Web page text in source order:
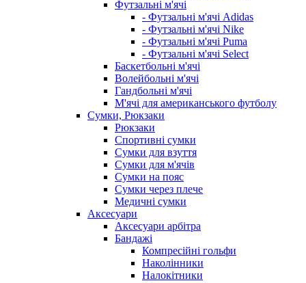
Футзальні м'ячі
- Футзальні м'ячі Adidas
- Футзальні м'ячі Nike
- Футзальні м'ячі Puma
- Футзальні м'ячі Select
Баскетбольні м'ячі
Волейбольні м'ячі
Гандбольні м'ячі
М'ячі для американського футболу
Сумки, Рюкзаки
Рюкзаки
Спортивні сумки
Сумки для взуття
Сумки для м'ячів
Сумки на пояс
Сумки через плече
Медичні сумки
Аксесуари
Аксесуари арбітра
Бандажі
Компресійні гольфи
Наколінники
Налокітники